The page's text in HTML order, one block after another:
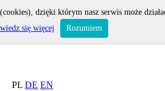
PL DE EN
dzięki którym nasz serwis może
się więcej Rozumiem